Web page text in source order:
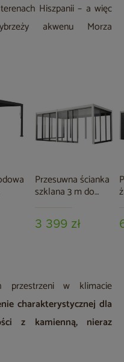
Hiszpanii – a więc
akwenu Morza
Przesuwna ścianka
szklana 3 m do
Modern / Modern
Alu
3 399 zł
przestrzeni w klimacie
charakterystycznej dla
z kamienną, nieraz